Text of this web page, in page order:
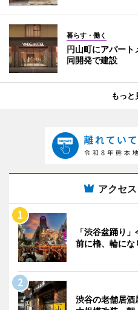
暮らす・働く
円山町にアパー
同開発で建設
もっと
アクセ
「渋谷盆踊り
前に櫓、輪にな
渋谷の老舗居